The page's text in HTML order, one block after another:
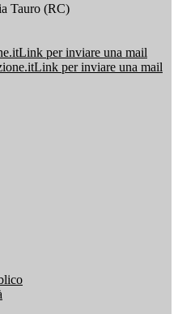
Tauro (RC)
Link per inviare una mail
Link per inviare una mail